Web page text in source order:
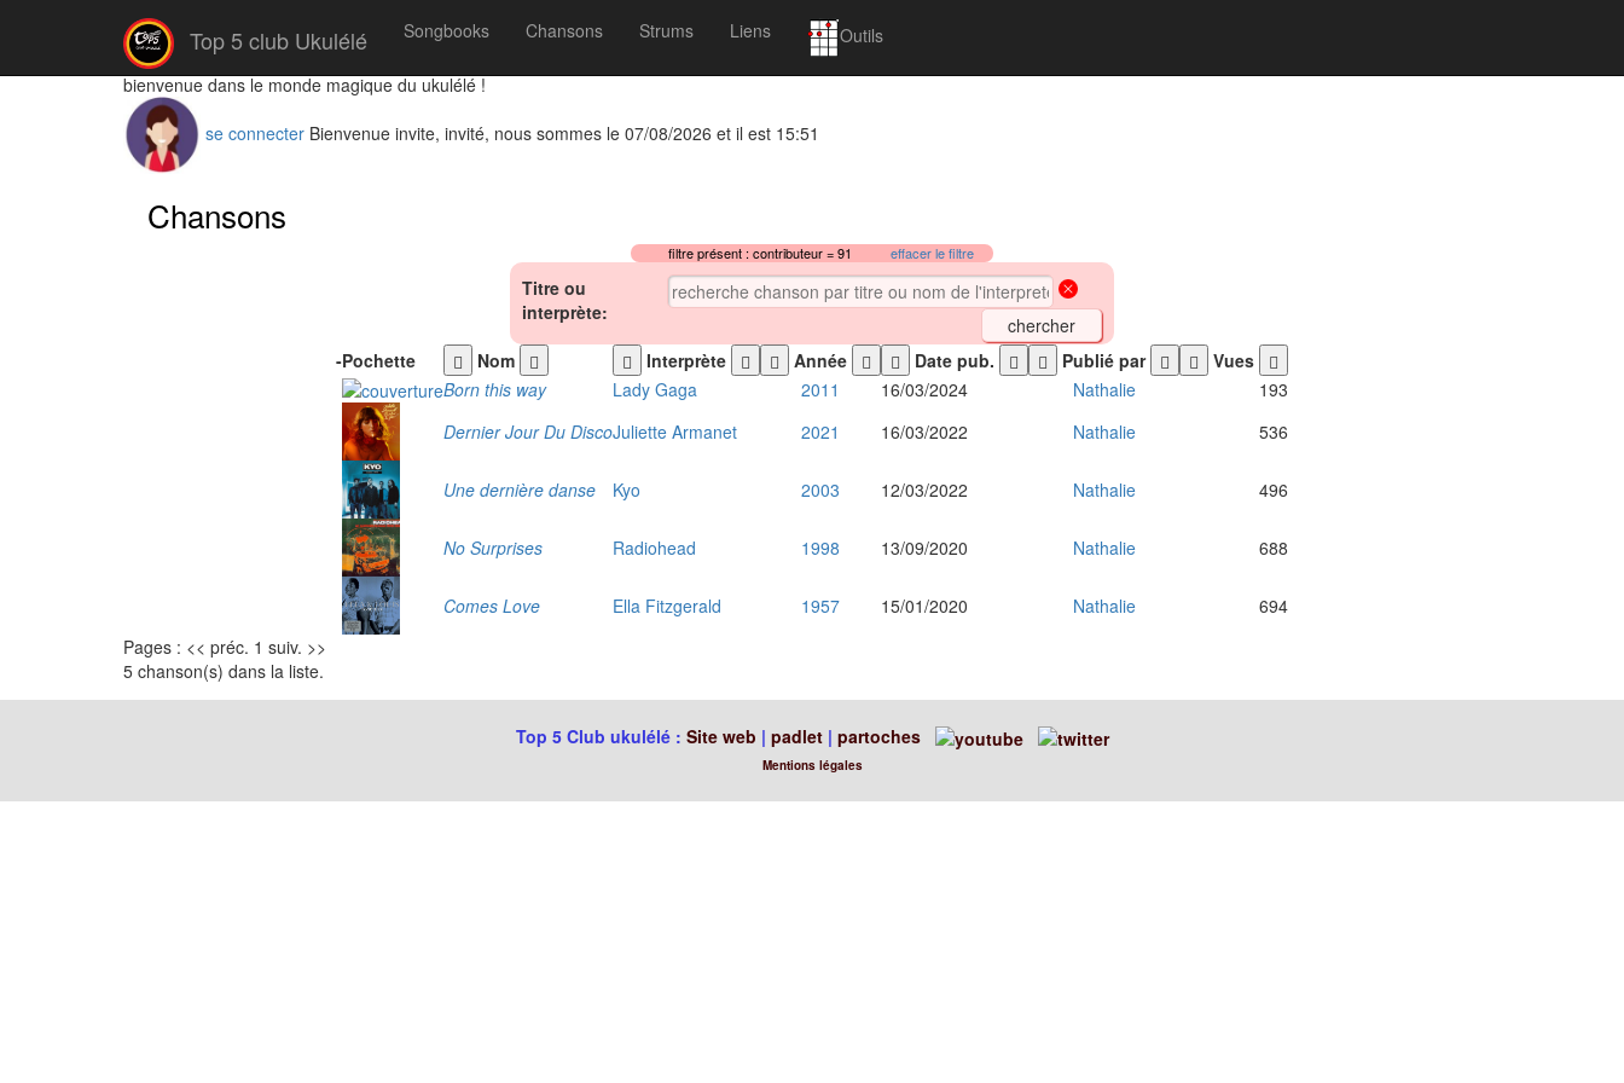
Top 5 club Ukulélé Songbooks Chansons Strums Liens Outils
bienvenue dans le monde magique du ukulélé !
se connecter Bienvenue invite, invité, nous sommes le 07/08/2026 et il est 15:51
Chansons
filtre présent : contributeur = 91 effacer le filtre
Titre ou
interprète:
-Pochette Nom Interprète Année Date pub. Publié par
Vues
Born this way
Lady Gaga 2011 16/03/2024 Nathalie
193
Dernier Jour Du DiscoJuliette Armanet 2021 16/03/2022 Nathalie 536
Une dernière danse Kyo 2003 12/03/2022 Nathalie 496
No Surprises Radiohead 1998 13/09/2020 Nathalie 688
Comes Love Ella Fitzgerald 1957 15/01/2020 Nathalie
694
Pages : << préc. 1 suiv. >>
5 chanson(s) dans la liste.
Top 5 Club ukulélé : Site web | padlet | partoches
Mentions légales